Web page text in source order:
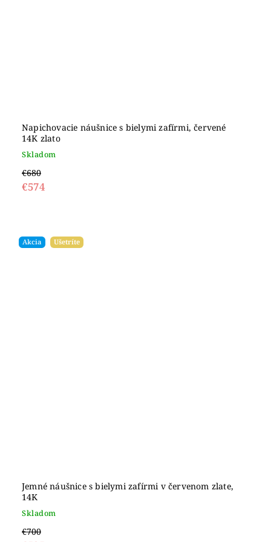
Napichovacie náušnice s bielymi zafírmi, červené
14K zlato
Skladom
€680
€574
Akcia Ušetríte
Jemné náušnice s bielymi zafírmi v červenom zlate,
14K
Skladom
€700